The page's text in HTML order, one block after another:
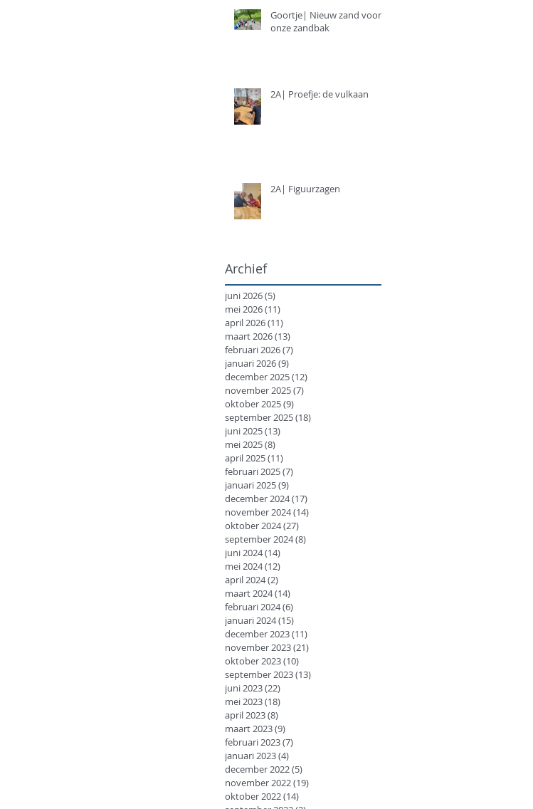
Goortje| Nieuw zand voor
onze zandbak
2A| Proefje: de vulkaan
2A| Figuurzagen
Archief
juni 2026(5)
mei 2026(11)
april 2026(11)
maart 2026(13)
februari 2026(7)
januari 2026(9)
december 2025(12)
november 2025(7)
oktober 2025(9)
september 2025(18)
juni 2025(13)
mei 2025(8)
april 2025(11)
februari 2025(7)
januari 2025(9)
december 2024(17)
november 2024(14)
oktober 2024(27)
september 2024(8)
juni 2024(14)
mei 2024(12)
april 2024(2)
maart 2024(14)
februari 2024(6)
januari 2024(15)
december 2023(11)
november 2023(21)
oktober 2023(10)
september 2023(13)
juni 2023(22)
mei 2023(18)
april 2023(8)
maart 2023(9)
februari 2023(7)
januari 2023(4)
december 2022(5)
november 2022(19)
oktober 2022(14)